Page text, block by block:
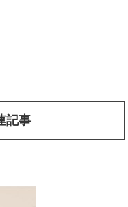
記事